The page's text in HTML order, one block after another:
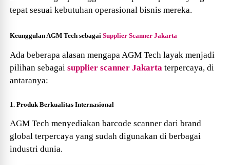
tepat sesuai kebutuhan operasional bisnis mereka.
Keunggulan AGMTechsebagaiSupplier Scanner Jakarta
Ada beberapa alasan mengapa AGMTechlayak menjadi
pilihan sebagaisupplier scanner Jakarta terpercaya, di
antaranya:
1. Produk Berkualitas Internasional
AGMTechmenyediakan barcode scanner dari brand
global terpercaya yang sudah digunakan di berbagai
industri dunia.